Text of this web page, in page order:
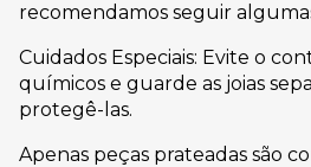
recomendamos seguir
Cuidados Especiais: Evite o
químicos e guarde as joias
protegê-las.
Apenas peças prateadas são